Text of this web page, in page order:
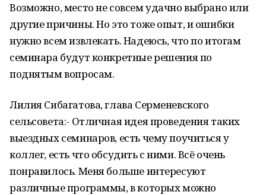
Возможно, место не совсем удачно выбрано или
другие причины. Но это тоже опыт, и ошибки
нужно всем извлекать. Надеюсь, что по итогам
семинара будут конкретные решения по
поднятым вопросам.
Лилия Сибагатова, глава Серменевского
сельсовета:- Отличная идея проведения таких
выездных семинаров, есть чему поучиться у
коллег, есть что обсудить с ними. Всё очень
понравилось. Меня больше интересуют
различные программы, в которых можно